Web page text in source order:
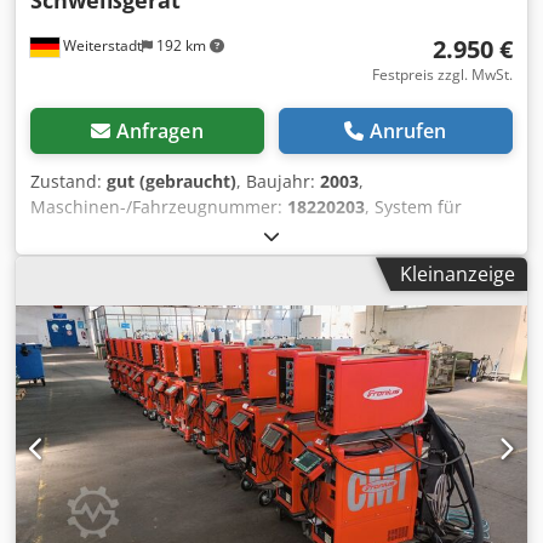
Weiterstadt 192 km 2.950 €
Festpreis zzgl. MwSt.
Anfragen Anrufen
Zustand: gut (gebraucht), Baujahr: 2003,
Maschinen-/Fahrzeugnummer: 18220203, System für
automatisiertes Roboterschweißen Netzspannung:3 x 400
V Netzspannungstoleranz:+ /- 15 Netzfrequenz:50 / 60 Hz
Netzsicherungsschutz:35 A slow-blow Primärer
Dauerstrom:18 - 29.5 A - 100 duty cycle Primäre
Dauerleistung:13.1 kVA Leistungsfaktor:0.99
Wirkungsgrad:0.9 Schweißstrombereich:MIG/MAG: 3-500 A
Rod Electrode: 10-500 A TIG: 3-500 A Schweißstrom:40 duty
cycle: 500 A 60 duty cycle: 450 A 100 duty cycle: 360 A
Schweißspannungsbereich:MIG/MAG: 14.2 - 39.0 V Rod
electrode: 20.4 - 40.0 V TIG: 10.1 - 30.0 V Max.
Schweißspannung:49.2 V Offene Spannung (OCV):70 V
Abmessungen (mm) H x B x T:626 x 287 x 477 mm
Gewichte:35.6 kg Im Lieferumfang erhalten: Stromquelle
Kleinanzeige